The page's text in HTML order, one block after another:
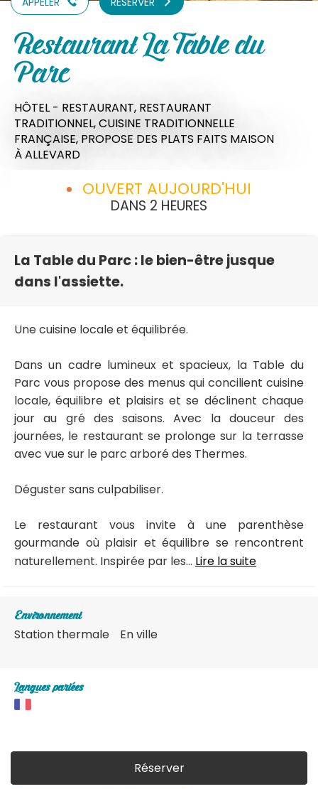
Restaurant La Table du
Parc
HÔTEL - RESTAURANT, RESTAURANT
TRADITIONNEL,CUISINE TRADITIONNELLE
FRANÇAISE, PROPOSE DES PLATS FAITS MAISON
À ALLEVARD
OUVERT AUJOURD'HUI
DANS 2 HEURES
La Table du Parc : le bien-être jusque
dans l'assiette.
Une cuisine locale et équilibrée.
Dans un cadre lumineux et spacieux, la Table du
Parc vous propose des menus qui concilient cuisine
locale, équilibre et plaisirs et se déclinent chaque
jour au gré des saisons. Avec la douceur des
journées, le restaurant se prolonge sur la terrasse
avec vue sur le parc arboré des Thermes.
Déguster sans culpabiliser.
Le restaurant vous invite à une parenthèse
gourmande où plaisir et équilibre se rencontrent
naturellement. Inspirée par les... Lire la suite
Environnement
Station thermale En ville
Langues parlées
Réserver